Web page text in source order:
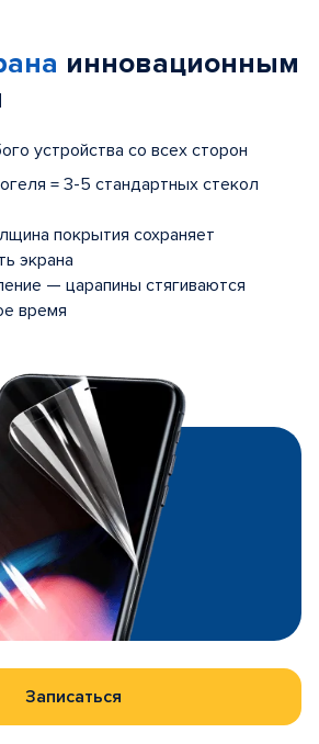
инновационным
устройства со всех сторон
= 3-5 стандартных стекол
покрытия сохраняет
экрана
— царапины стягиваются
время
Записаться